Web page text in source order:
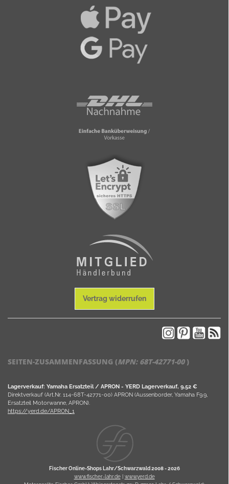
Vertrag widerrufen
SEITEN-ZUSAMMENFASSUNG (MPN: 68T-42771-00)
Lagerverkauf: Yamaha Ersatzteil / APRON - YERD Lagerverkauf, 9,52 €
Direktverkauf (Art.Nr. 114-68T-42771-00) APRON (Aussenborder, Yamaha F9.9,
Ersatzteil Motorwanne, APRON).
https://yerd.de/APRON_1
Fischer Online-Shops Lahr/Schwarzwald 2008 -2026
www.fischer-lahr.de| www.yerd.de